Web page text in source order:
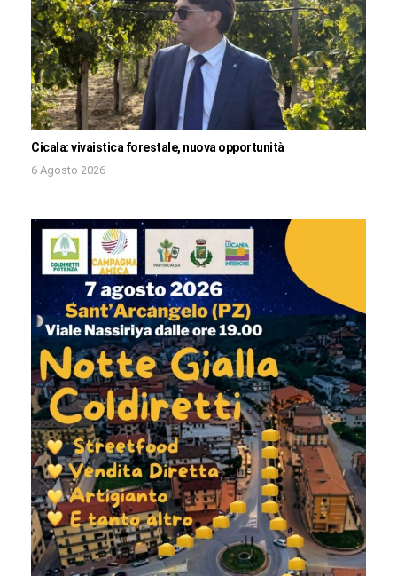
Cicala: vivaistica forestale, nuova opportunità
6 Agosto 2026